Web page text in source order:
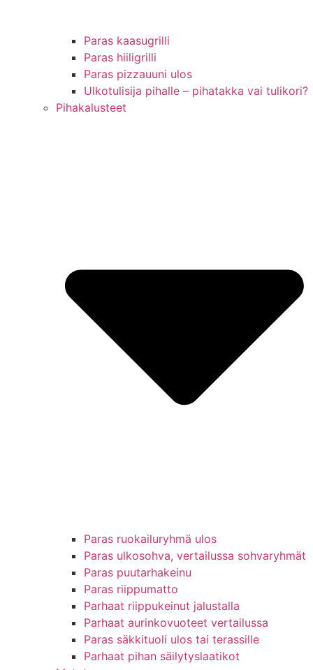
Paras kaasugrilli
Paras hiiligrilli
Paras pizzauuni ulos
Ulkotulisija pihalle – pihatakka vai tulikori?
Pihakalusteet
Paras ruokailuryhmä ulos
Paras ulkosohva, vertailussa sohvaryhmät
Paras puutarhakeinu
Paras riippumatto
Parhaat riippukeinut jalustalla
Parhaat aurinkovuoteet vertailussa
Paras säkkituoli ulos tai terassille
Parhaat pihan säilytyslaatikot